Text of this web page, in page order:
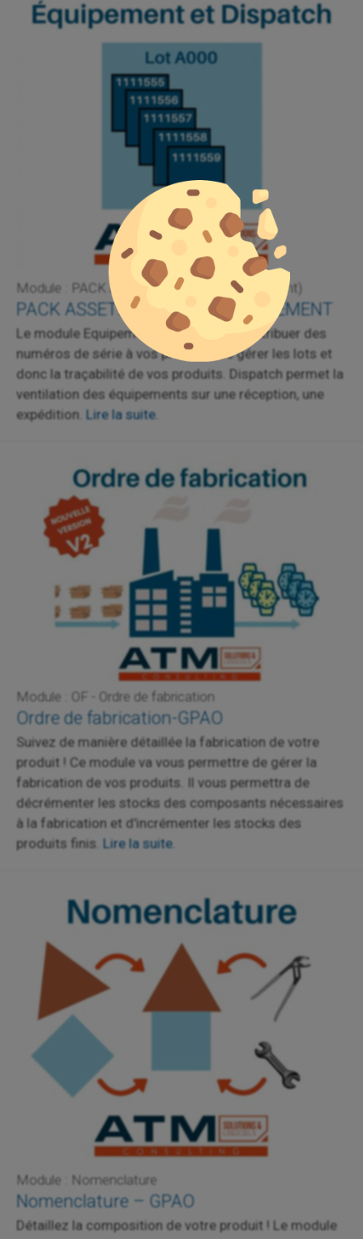
Module : PACK ASSET (Dispatch + équipement)
PACK ASSET: DISPATCH & EQUIPEMENT
Le module Equipement vous permet d'attribuer des
numéros de série à vos produits, de gérer les lots et
donc la traçabilité de vos produits. Dispatch permet la
ventilation des équipements sur une réception, une
expédition. Lire la suite.
Module : OF - Ordre de fabrication
Ordre de fabrication-GPAO
Suivez de manière détaillée la fabrication de votre
produit ! Ce module va vous permettre de gérer la
fabrication de vos produits. Il vous permettra de
décrémenter les stocks des composants nécessaires
à la fabrication et d'incrémenter les stocks des
produits finis. Lire la suite.
Module : Nomenclature
Nomenclature – GPAO
Détaillez la composition de votre produit ! Le module